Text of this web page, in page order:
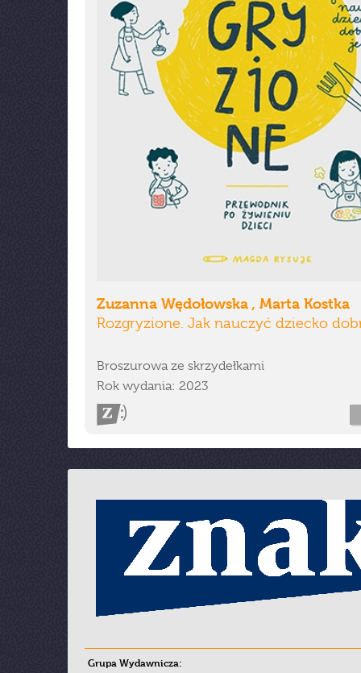
Zuzanna Wędołowska , Marta Kostka
Rozgryzione. Jak nauczyć dziecko
Broszurowa ze skrzydełkami
Rok wydania: 2023
Grupa Wydawnicza: